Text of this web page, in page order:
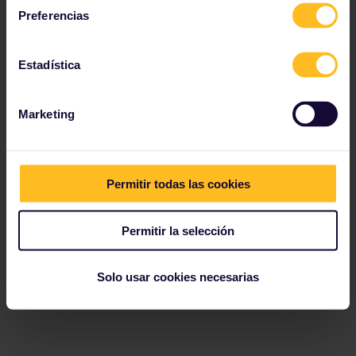
Preferencias
Estadística
Marketing
Permitir todas las cookies
Permitir la selección
Solo usar cookies necesarias